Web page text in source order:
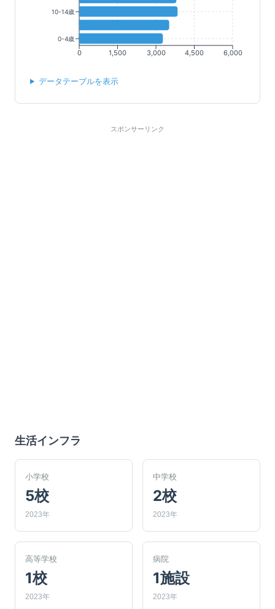
0 1,500 3,000 4,500 6,000
10-14歳
0-4歳
データテーブルを表示
スポンサーリンク
生活インフラ
小学校
5校
2023年
中学校
2校
2023年
高等学校
1校
2023年
病院
1施設
2023年